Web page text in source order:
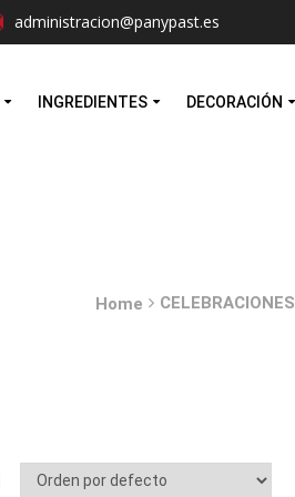
administracion@panypast.es
INGREDIENTES DECORACIÓN
Home CELEBRACIONES